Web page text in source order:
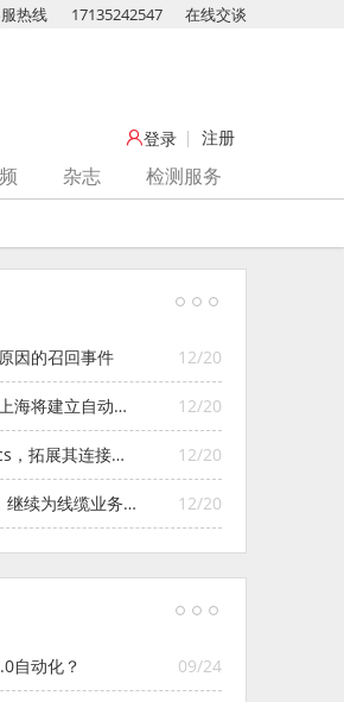
热线 17135242547 在线交谈
登录 注册
杂志
检测服务
12/20
因的召回事件
12/20
海将建立自动化
12/20
，拓展其连接器
12/20
继续为线缆业务
09/24
自动化？